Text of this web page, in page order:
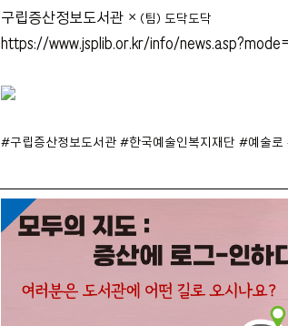
구립증산정보도서관 × (팀) 도닥도닥
https://www.jsplib.or.kr/info/
#구립증산정보도서관 #한국예술인복지재단 #예술